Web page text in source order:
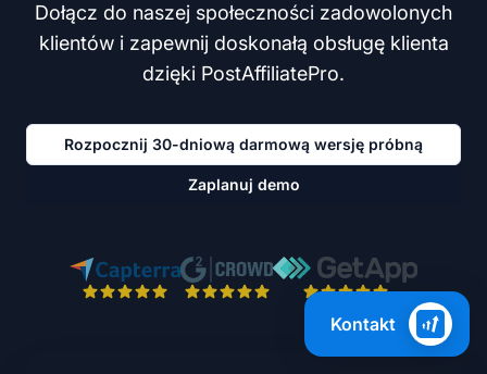
Dołącz do naszej społeczności zadowolonych
klientów i zapewnij doskonałą obsługę klienta
dzięki PostAffiliatePro.
Rozpocznij 30-dniową darmową wersję próbną
Zaplanuj demo
Kontakt